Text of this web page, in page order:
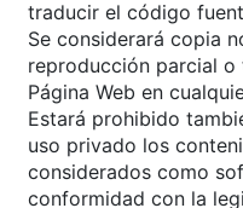
traducir el código
Se considerará copia
reproducción parcial
Página Web en
Estará prohibido
uso privado los
considerados como
conformidad con la